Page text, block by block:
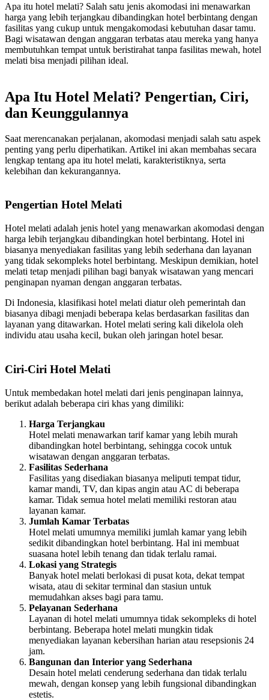
Apa itu hotel melati? Salah satu jenis akomodasi ini menawarkan
harga yang lebih terjangkau dibandingkan hotel berbintang dengan
fasilitas yang cukup untuk mengakomodasi kebutuhan dasar tamu.
Bagi wisatawan dengan anggaran terbatas atau mereka yang hanya
membutuhkan tempat untuk beristirahat tanpa fasilitas mewah, hotel
melati bisa menjadi pilihan ideal.
Apa Itu Hotel Melati? Pengertian, Ciri,
dan Keunggulannya
Saat merencanakan perjalanan, akomodasi menjadi salah satu aspek
penting yang perlu diperhatikan. Artikel ini akan membahas secara
lengkap tentang apa itu hotel melati, karakteristiknya, serta
kelebihan dan kekurangannya.
Pengertian Hotel Melati
Hotel melati adalah jenis hotel yang menawarkan akomodasi dengan
harga lebih terjangkau dibandingkan hotel berbintang. Hotel ini
biasanya menyediakan fasilitas yang lebih sederhana dan layanan
yang tidak sekompleks hotel berbintang. Meskipun demikian, hotel
melati tetap menjadi pilihan bagi banyak wisatawan yang mencari
penginapan nyaman dengan anggaran terbatas.
Di Indonesia, klasifikasi hotel melati diatur oleh pemerintah dan
biasanya dibagi menjadi beberapa kelas berdasarkan fasilitas dan
layanan yang ditawarkan. Hotel melati sering kali dikelola oleh
individu atau usaha kecil, bukan oleh jaringan hotel besar.
Ciri-Ciri Hotel Melati
Untuk membedakan hotel melati dari jenis penginapan lainnya,
berikut adalah beberapa ciri khas yang dimiliki:
Harga Terjangkau
Hotel melati menawarkan tarif kamar yang lebih murah
dibandingkan hotel berbintang, sehingga cocok untuk
wisatawan dengan anggaran terbatas.
Fasilitas Sederhana
Fasilitas yang disediakan biasanya meliputi tempat tidur,
kamar mandi, TV, dan kipas angin atau AC di beberapa
kamar. Tidak semua hotel melati memiliki restoran atau
layanan kamar.
Jumlah Kamar Terbatas
Hotel melati umumnya memiliki jumlah kamar yang lebih
sedikit dibandingkan hotel berbintang. Hal ini membuat
suasana hotel lebih tenang dan tidak terlalu ramai.
Lokasi yang Strategis
Banyak hotel melati berlokasi di pusat kota, dekat tempat
wisata, atau di sekitar terminal dan stasiun untuk
memudahkan akses bagi para tamu.
Pelayanan Sederhana
Layanan di hotel melati umumnya tidak sekompleks di hotel
berbintang. Beberapa hotel melati mungkin tidak
menyediakan layanan kebersihan harian atau resepsionis 24
jam.
Bangunan dan Interior yang Sederhana
Desain hotel melati cenderung sederhana dan tidak terlalu
mewah, dengan konsep yang lebih fungsional dibandingkan
estetis.